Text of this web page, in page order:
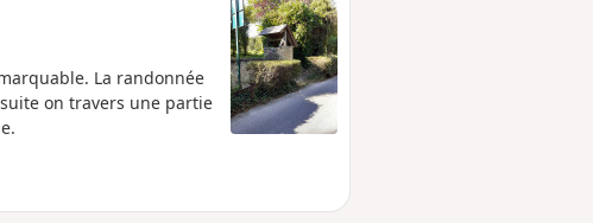
La randonnée
on travers une partie